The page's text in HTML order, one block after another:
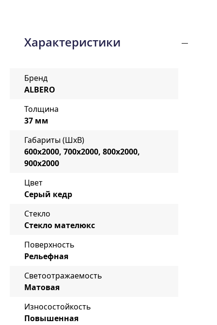
Характеристики
Бренд
ALBERO
Толщина
37 мм
Габариты (ШxВ)
600x2000, 700x2000, 800x2000,
900x2000
Цвет
Серый кедр
Стекло
Стекло мателюкс
Поверхность
Рельефная
Светоотражаемость
Матовая
Износостойкость
Повышенная